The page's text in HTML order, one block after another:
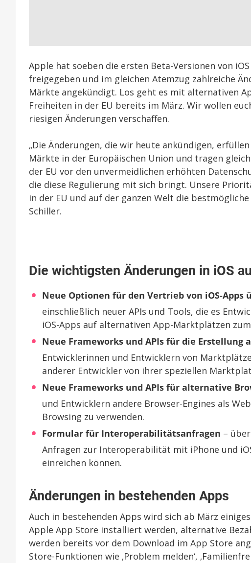
Apple hat soeben die ersten Beta-Versionen von
freigegeben und im gleichen Atemzug zahlreiche
Märkte angekündigt. Los geht es mit alternativen
Freiheiten in der EU bereits im März. Wir wollen
riesigen Änderungen verschaffen.
„Die Änderungen, die wir heute ankündigen,
Märkte in der Europäischen Union und tragen
der EU vor den unvermeidlichen erhöhten
die diese Regulierung mit sich bringt. Unsere
in der EU und auf der ganzen Welt die
Schiller.
Die wichtigsten Änderungen in iOS
Neue Optionen für den Vertrieb von iOS-
einschließlich neuer APIs und Tools, die es
iOS-Apps auf alternativen App-Marktplätzen
Neue Frameworks und APIs für die
Entwicklerinnen und Entwicklern von
anderer Entwickler von ihrer speziellen
Neue Frameworks und APIs für alternative
und Entwicklern andere Browser-Engines als
Browsing zu verwenden.
Formular für Interoperabilitätsanfragen –
Anfragen zur Interoperabilität mit iPhone und
einreichen können.
Änderungen in bestehenden Apps
Auch in bestehenden Apps wird sich ab März
Apple App Store installiert werden, alternative
werden bereits vor dem Download im App Store
Store-Funktionen wie ‚Problem melden‘,